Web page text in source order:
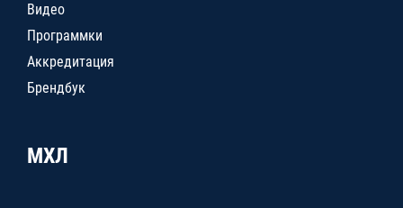
Видео
Программки
Аккредитация
Брендбук
МХЛ